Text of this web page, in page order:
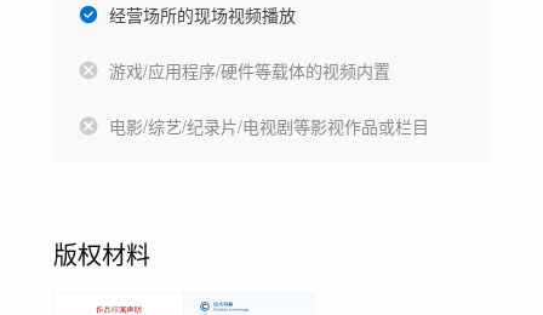
经营场所的现场视频播放
游戏/应用程序/硬件等载体的视频内置
电影/综艺/纪录片/电视剧等影视作品或栏目
版权材料